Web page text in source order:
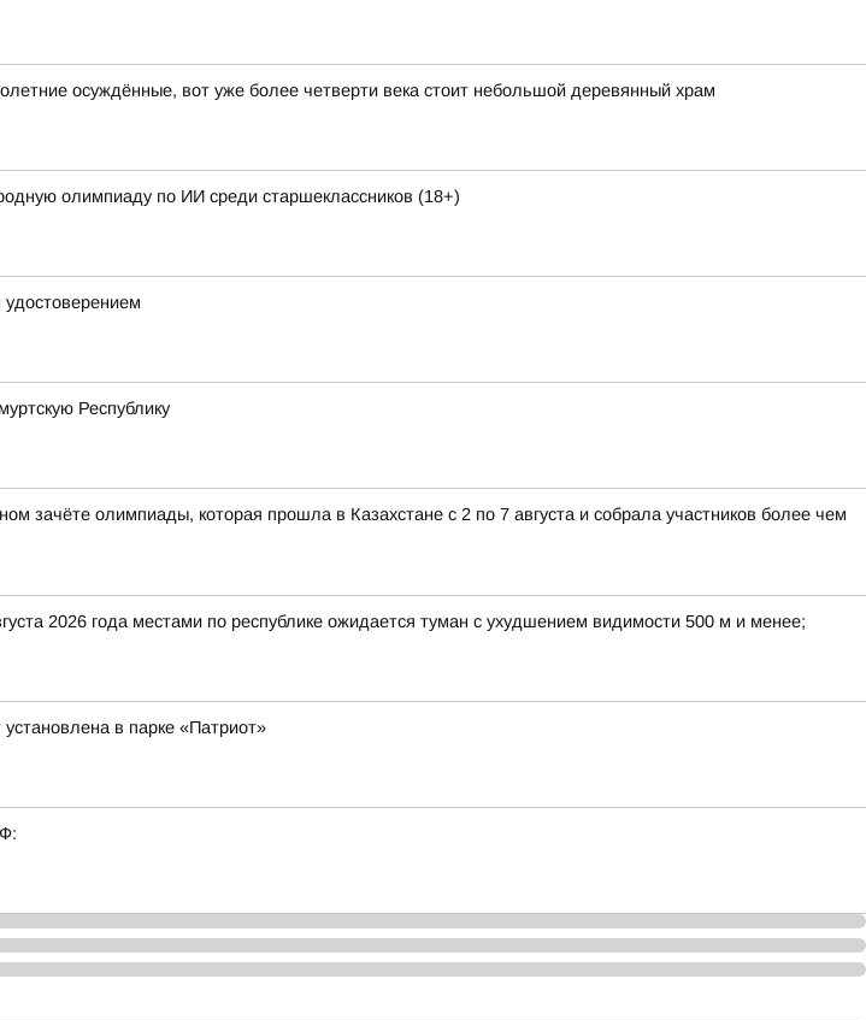
осуждённые, вот уже более четверти века стоит небольшой деревянный храм
олимпиаду по ИИ среди старшеклассников (18+)
Республику
зачёте олимпиады, которая прошла в Казахстане с 2 по 7 августа и собрала участников более чем
2026 года местами по республике ожидается туман с ухудшением видимости 500 м и менее;
в парке «Патриот»